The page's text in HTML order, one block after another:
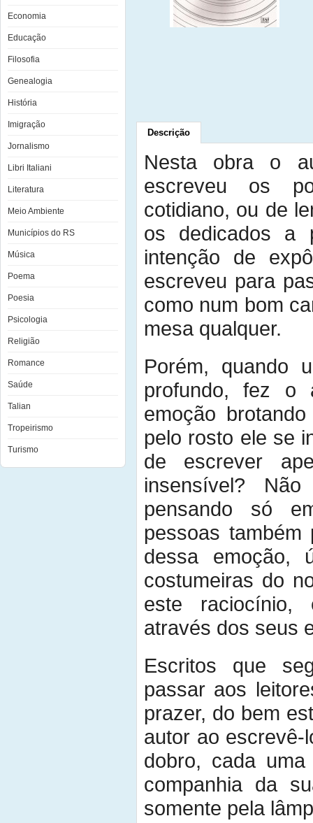
Economia
Educação
Filosofia
Genealogia
História
Imigração
Jornalismo
Libri Italiani
Literatura
Meio Ambiente
Municípios do RS
Música
Poema
Poesia
Psicologia
Religião
Romance
Saúde
Talian
Tropeirismo
Turismo
Descrição
Nesta obra o
escreveu os
cotidiano, ou de
os dedicados a
intenção de
escreveu para
como num bom
mesa qualquer.
Porém, quando
profundo, fez o
emoção
pelo rosto ele se
de escrever
insensível?
pensando só
pessoas
dessa emoção,
costumeiras do
este
através dos seus
Escritos que
passar aos
prazer, do bem
autor ao escrevê-
dobro, cada
companhia da
somente pela